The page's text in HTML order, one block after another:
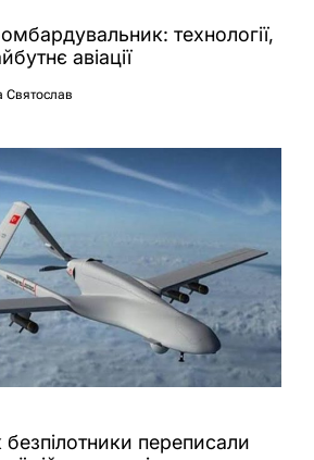
технології,
авіації
Святослав
переписали